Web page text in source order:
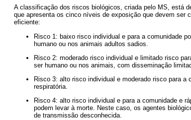
A classificação dos riscos biológicos, criada pelo MS, está
que apresenta os cinco níveis de exposição que devem ser
eficiente:
Risco 1: baixo risco individual e para a comunidade
humano ou nos animais adultos sadios.
Risco 2: moderado risco individual e limitado risco
ser humano ou nos animais, com disseminação
Risco 3: alto risco individual e moderado risco para
respiratória.
Risco 4: alto risco individual e para a comunidade e
podem levar à morte. Neste caso, os agentes
de transmissão desconhecida.